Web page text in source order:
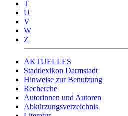
T
U
V
W
Z
AKTUELLES
Stadtlexikon Darmstadt
Hinweise zur Benutzung
Recherche
Autorinnen und Autoren
Abkürzungsverzeichnis